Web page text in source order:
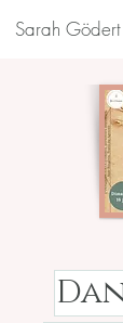
Sarah Gödert